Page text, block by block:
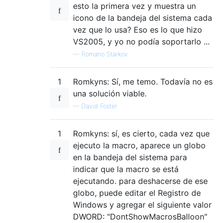
    For i = DTE.Windows.Count To 1 Step -1
If DTE.Windows().Item(i).Kind =
            If activateNext Then
If DTE.Windows().Item(i) Is
                activateNext = True
    Next
' Was the first window... go back to
    If activateNext Then
For i = DTE.Windows.Count To 1
If DTE.Windows().Item(i).Kind
                GoTo done
            End If
esto la primera vez y muestra un
icono de la bandeja del sistema cada
vez que lo usa? Eso es lo que hizo
VS2005, y yo no podía soportarlo ...
— Romano Starkov
1
Romkyns: Sí, me temo. Todavía no es
una solución viable.
— David Foster
1
Romkyns: sí, es cierto, cada vez que
ejecuto la macro, aparece un globo
en la bandeja del sistema para
indicar que la macro se está
ejecutando. para deshacerse de ese
globo, puede editar el Registro de
Windows y agregar el siguiente valor
DWORD: "DontShowMacrosBalloon"